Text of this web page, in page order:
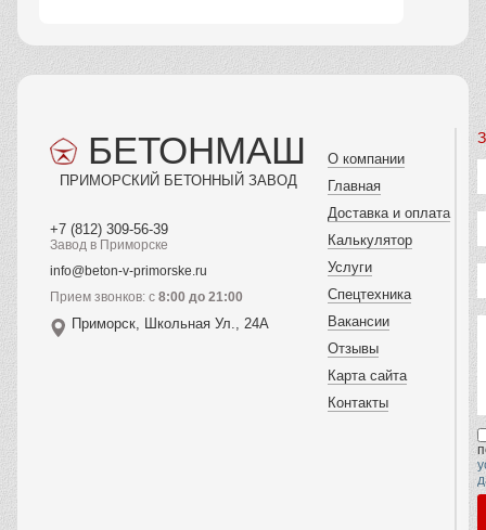
БЕТОНМАШ
ПРИМОРСКИЙ БЕТОННЫЙ ЗАВОД
+7 (812) 309-56-39
Завод в Приморске
info@beton-v-primorske.ru
Прием звонков: с 8:00 до 21:00
Приморск, Школьная Ул., 24А
О компании
Главная
Доставка и оплата
Калькулятор
Услуги
Спецтехника
Вакансии
Отзывы
Карта сайта
Контакты